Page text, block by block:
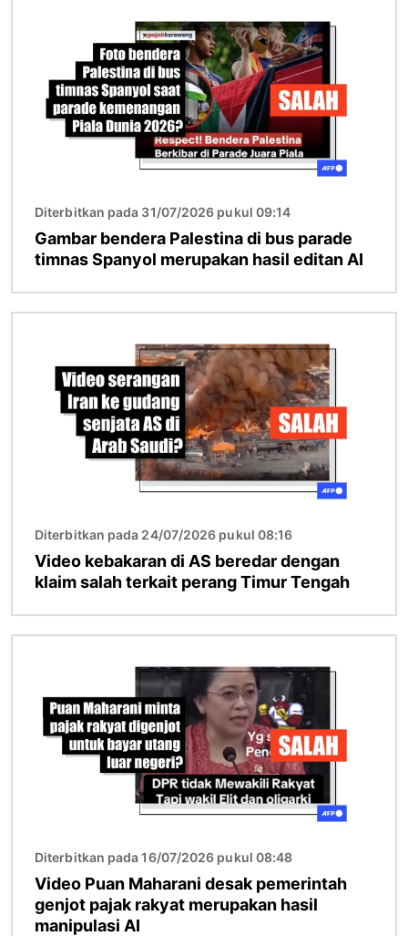
Diterbitkan pada 31/07/2026 pukul 09:14
Gambar bendera Palestina di bus parade
timnas Spanyol merupakan hasil editan AI
Diterbitkan pada 24/07/2026 pukul 08:16
Video kebakaran di AS beredar dengan
klaim salah terkait perang Timur Tengah
Diterbitkan pada 16/07/2026 pukul 08:48
Video Puan Maharani desak pemerintah
genjot pajak rakyat merupakan hasil
manipulasi AI